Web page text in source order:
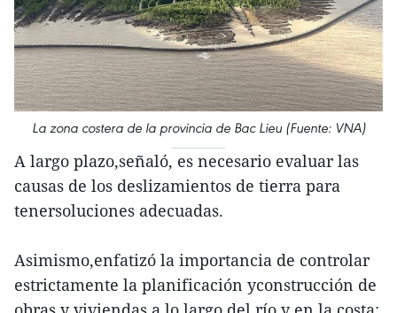
La zona costera de la provincia de Bac Lieu (Fuente: VNA)
A largo plazo,señaló, es necesario evaluar las
causas de los deslizamientos de tierra para
tenersoluciones adecuadas.
Asimismo,enfatizó la importancia de controlar
estrictamente la planificación yconstrucción de